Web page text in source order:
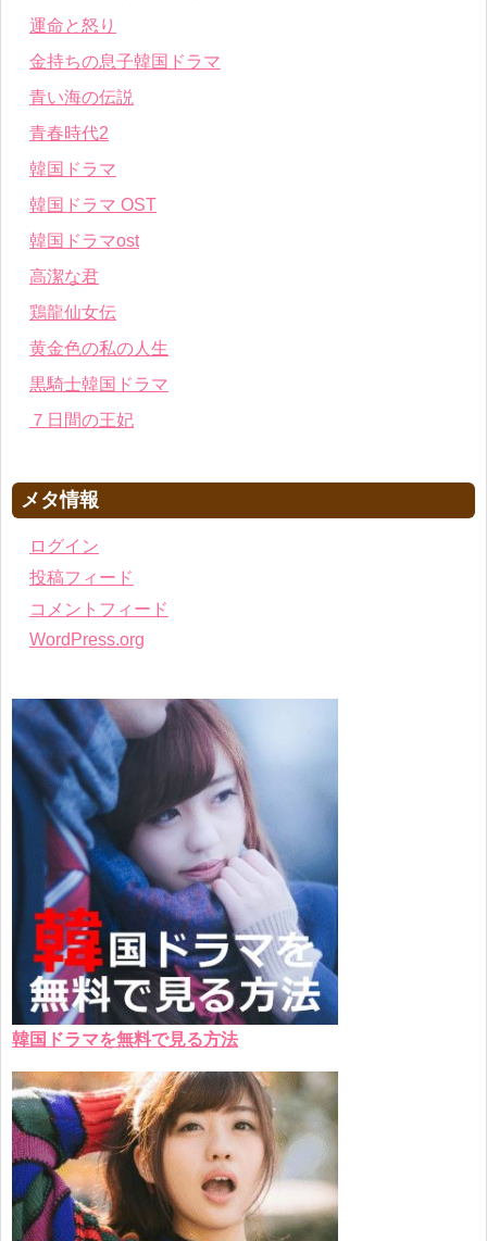
運命と怒り
金持ちの息子韓国ドラマ
青い海の伝説
青春時代2
韓国ドラマ
韓国ドラマ OST
韓国ドラマost
高潔な君
鶏龍仙女伝
黄金色の私の人生
黒騎士韓国ドラマ
７日間の王妃
メタ情報
ログイン
投稿フィード
コメントフィード
WordPress.org
韓国ドラマを無料で見る方法